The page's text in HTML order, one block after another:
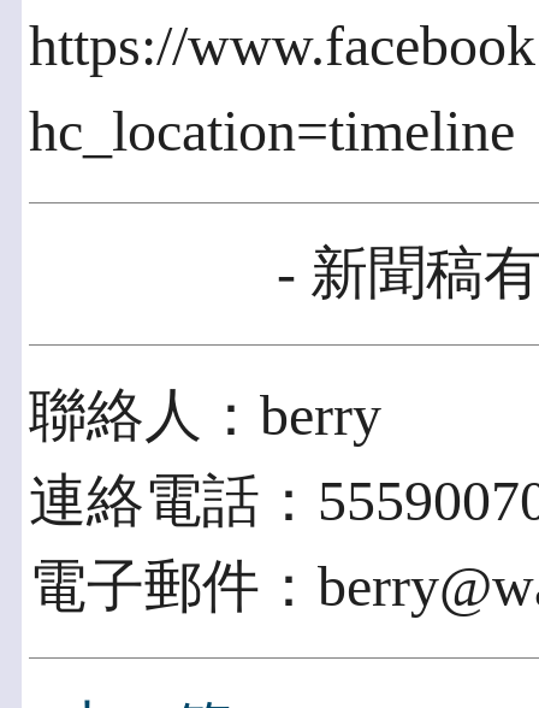
https://
hc_location=timeline
- 新聞稿
聯絡人：berry
連絡電話：
電子郵件：